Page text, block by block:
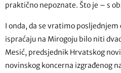
praktično nepoznate. Što je – s
I onda, da se vratimo
ispraćaju na Mirogoju bilo niti
Mesić, predsjednik Hrvatskog
novinskog koncerna izgrađenog